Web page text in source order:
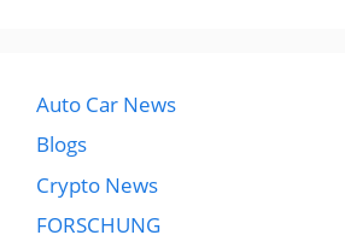
Auto Car News
Blogs
Crypto News
FORSCHUNG